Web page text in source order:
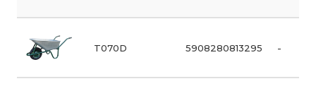
T070D 5908280813295 -